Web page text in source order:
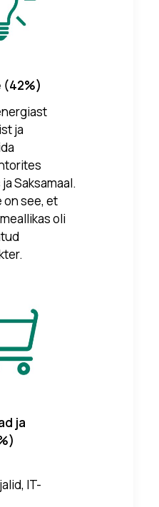
(42%)
ja
Saksamaal.
on see, et
oli
ja
IT-